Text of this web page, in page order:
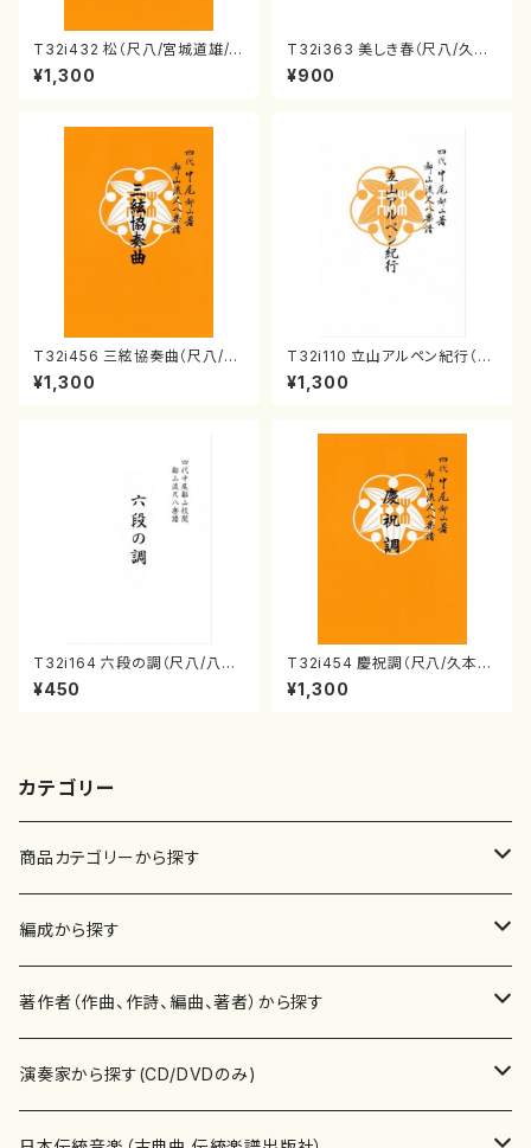
T32i432 松（尺八/宮城道雄/
楽譜）都山流公刊楽譜曲番:213
8
¥1,300
T32i363 美しき春（尺八/久本
玄智/楽譜）都山流公刊楽譜曲
番:2068
¥900
T32i456 三絃協奏曲（尺八/中
能島欣一/楽譜）都山流公刊楽譜
曲番:2164
¥1,300
T32i110 立山アルペン紀行（尺
八/初代 石垣征山/尺八/都山式
譜）都山流公刊楽譜曲番:559
¥1,300
T32i164 六段の調（尺八/八橋
検校/楽譜）都山流公刊楽譜曲
番:1016
¥450
T32i454 慶祝調（尺八/久本玄
智/楽譜）都山流公刊楽譜曲番:2
161
¥1,300
カテゴリー
商品カテゴリーから探す
楽譜
書籍
書籍
テキストブック
CD・DVD
編成から探す
邦楽器
箏・琴（ソロ）
箏・琴（合奏）
合唱
混声合唱
著作者（作曲、作詩、編曲、著者）から探す
あ行
青木省三(アオキ ショウゾウ)
演奏家から探す(CD/DVDのみ)